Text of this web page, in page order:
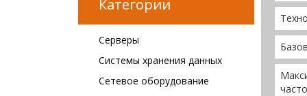
Категории
Серверы
Системы хранения данных
Сетевое оборудование